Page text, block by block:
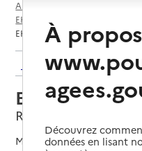
Annuaire EHPAD et maisons de
EHPAD par département
EHPAD La Colombe
Retour aux résultats
EHPAD La
Roncq, NORD
Mis à jour le26/06/2025
À
Découvrez
données en lisant